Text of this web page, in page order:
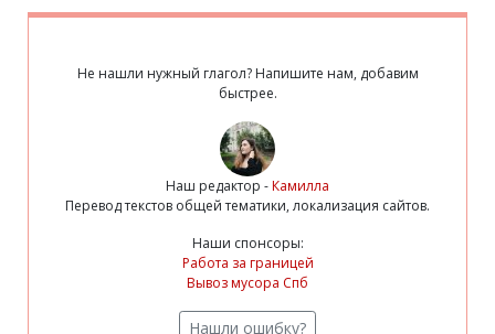
Не нашли нужный глагол? Напишите нам, добавим
быстрее.
Наш редактор -Камилла
Перевод текстов общей тематики, локализация сайтов.
Наши спонсоры:
Работа за границей
Вывоз мусора Спб
Нашли ошибку?